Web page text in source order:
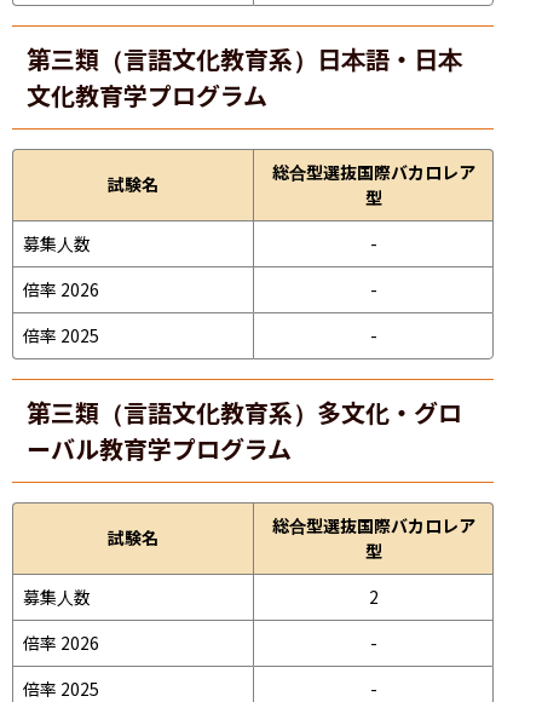
第三類（言語文化教育系）日本語・日本
文化教育学プログラム
試験名
総合型選抜国際バカロレア
型
募集人数
-
倍率 2026
-
倍率 2025
-
第三類（言語文化教育系）多文化・グロ
ーバル教育学プログラム
試験名
総合型選抜国際バカロレア
型
募集人数
2
倍率 2026
-
倍率 2025
-